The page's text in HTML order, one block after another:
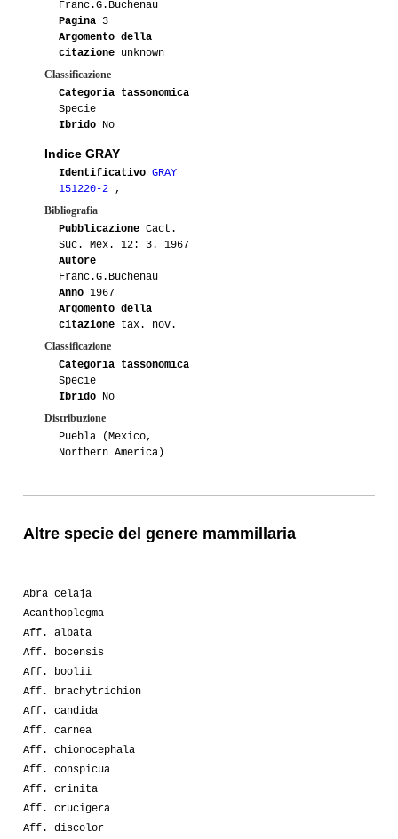
Franc.G.Buchenau
Pagina 3
Argomento della
citazione unknown
Classificazione
Categoria tassonomica
Specie
Ibrido No
Indice GRAY
Identificativo GRAY
151220-2 ,
Bibliografia
Pubblicazione Cact.
Suc. Mex. 12: 3. 1967
Autore
Franc.G.Buchenau
Anno 1967
Argomento della
citazione tax. nov.
Classificazione
Categoria tassonomica
Specie
Ibrido No
Distribuzione
Puebla (Mexico,
Northern America)
Altre specie del genere mammillaria
Abra celaja
Acanthoplegma
Aff. albata
Aff. bocensis
Aff. boolii
Aff. brachytrichion
Aff. candida
Aff. carnea
Aff. chionocephala
Aff. conspicua
Aff. crinita
Aff. crucigera
Aff. discolor